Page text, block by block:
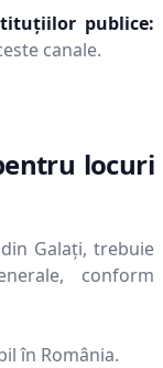
publice:
canale.
locuri
Galaţi, trebuie
conform
în România.